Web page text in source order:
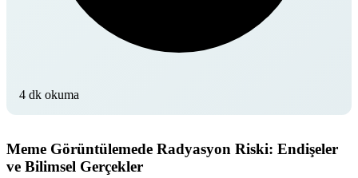
4 dk okuma
Meme Görüntülemede Radyasyon Riski: Endişeler
ve Bilimsel Gerçekler